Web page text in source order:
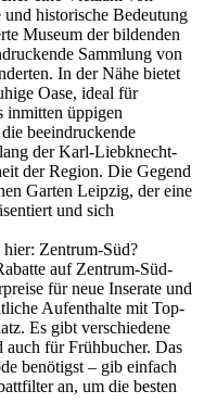
historische Bedeutung
Museum der bildenden
Sammlung von
In der Nähe bietet
Oase, ideal für
inmitten üppigen
beeindruckende
der Karl-Liebknecht-
der Region. Die Gegend
Garten Leipzig, der eine
und sich
Zentrum-Süd?
auf Zentrum-Süd-
für neue Inserate und
Aufenthalte mit Top-
Es gibt verschiedene
für Frühbucher. Das
benötigst – gib einfach
an, um die besten